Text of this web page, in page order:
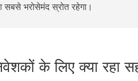
भरोसेमंद स्रोत रहेगा।
के लिए क्या रहा